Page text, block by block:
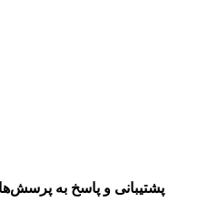
پشتیبانی و پاسخ به